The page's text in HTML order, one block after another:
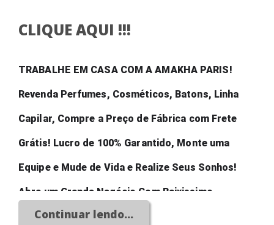
CLIQUE AQUI !!!
TRABALHE EM CASA COM A AMAKHA PARIS!
Revenda Perfumes, Cosméticos, Batons, Linha
Capilar, Compre a Preço de Fábrica com Frete
Grátis! Lucro de 100% Garantido, Monte uma
Equipe e Mude de Vida e Realize Seus Sonhos!
Abra um Grande Negócio Com Baixissimo
Investimento!
Continuar lendo...